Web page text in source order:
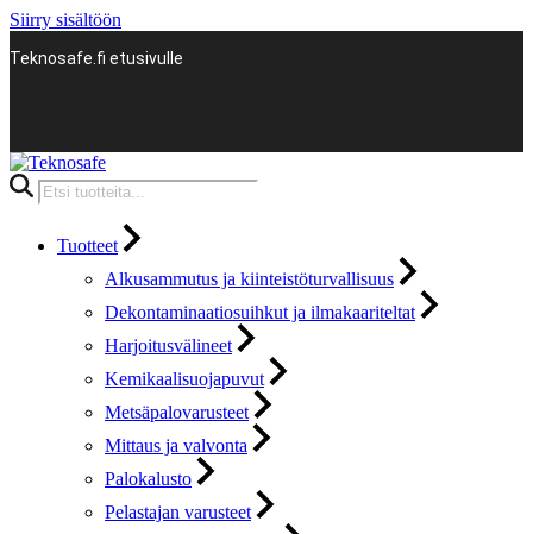
Siirry sisältöön
Teknosafe.fi etusivulle
Products
search
Tuotteet
Alkusammutus ja kiinteistöturvallisuus
Dekontaminaatiosuihkut ja ilmakaariteltat
Harjoitusvälineet
Kemikaalisuojapuvut
Metsäpalovarusteet
Mittaus ja valvonta
Palokalusto
Pelastajan varusteet